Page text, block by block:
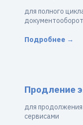
для полного
Подробнее →
Продление
для
сервисами